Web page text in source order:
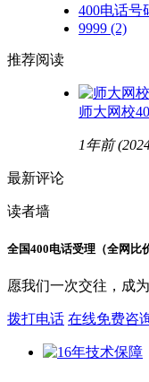
400电话号
9999 (2)
推荐阅读
师大网校
1年前
最新评论
读者墙
全国400电话受理（全网比
愿我们一次交往，成
拨打电话 在线免费咨